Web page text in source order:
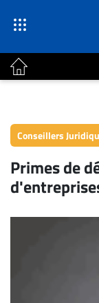
Accueil
Continu
Nominations
Bureaux
Conseillers
Primes de